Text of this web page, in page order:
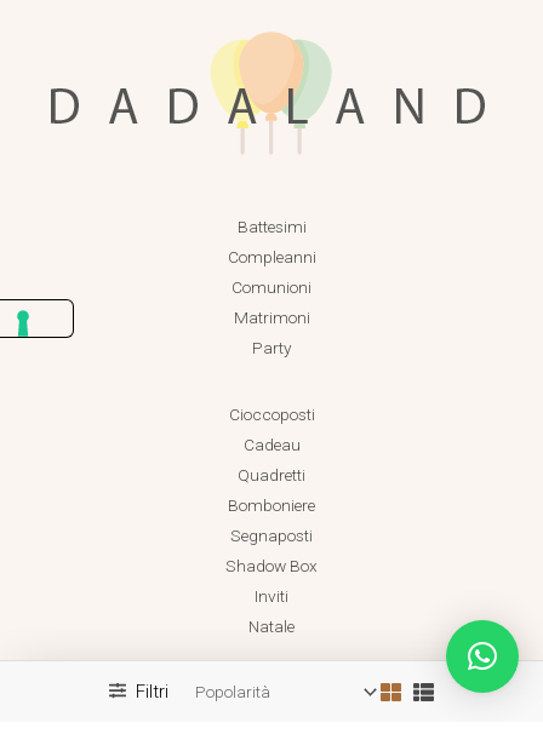
Filtri
Battesimi
Compleanni
Comunioni
Matrimoni
Party
Cioccoposti
Cadeau
Quadretti
Bomboniere
Segnaposti
Shadow Box
Inviti
Natale
Realizzato da Dadaland